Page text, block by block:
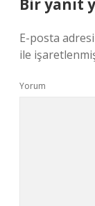
Bir yanıt
E-posta
ile
Yorum